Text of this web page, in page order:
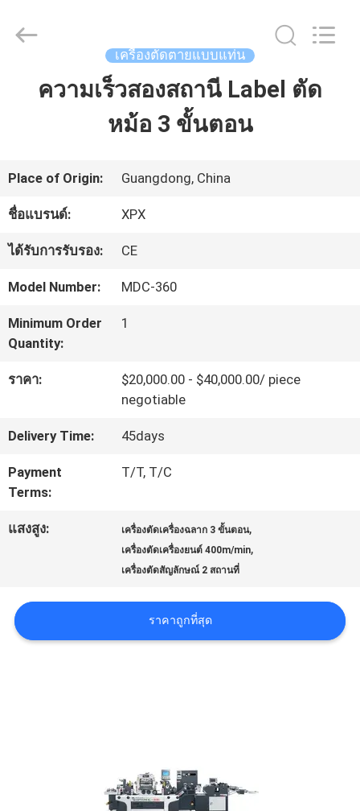
หน้า
สินค้า
วิดีโอ
รายการ
VR
เกี่ยว
กับ
เรา
ทัวร์
การ
ควบคุม
XPX
เครื่องตัดตายแบบแท่น
ความเร็วสองสถานี Label ตัด
หม้อ 3 ขั้นตอน
Place of Origin: Guangdong, China
ชื่อแบรนด์: XPX
ได้รับการรับรอง: CE
Model Number: MDC-360
Minimum Order
Quantity:
1
ราคา:
$20,000.00 - $40,000.00/ piece
negotiable
Delivery Time: 45days
Payment
Terms:
T/T, T/C
แสงสูง: เครื่องตัดเครื่องฉลาก 3 ขั้นตอน,
เครื่องตัดเครื่องยนต์ 400m/min,
เครื่องตัดสัญลักษณ์ 2 สถานที่
ราคาถูกที่สุด